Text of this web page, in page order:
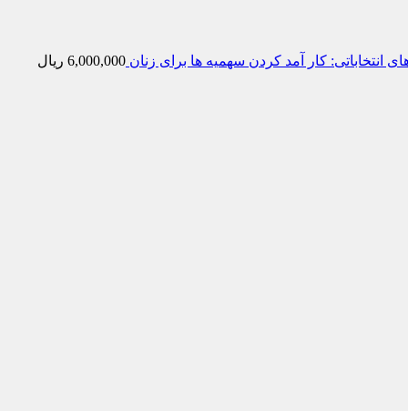
انتخاباتی: کار آمد کردن سهمیه‌ ها برای زنان 6,000,000 ریال